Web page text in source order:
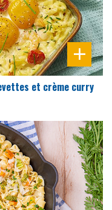
et crème curry